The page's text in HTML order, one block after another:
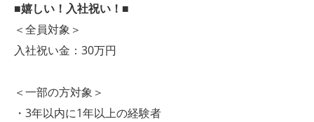
■嬉しい！入社祝い！■
＜全員対象＞
入社祝い金：30万円
＜一部の方対象＞
・3年以内に1年以上の経験者